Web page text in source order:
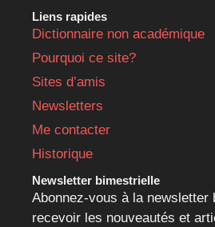
Liens rapides
Dictionnaire non académique
Pourquoi ce site?
Sites d’amis
Newsletters
Me contacter
Historique
Newsletter bimestrielle
Abonnez-vous à la newsletter
recevoir les nouveautés et